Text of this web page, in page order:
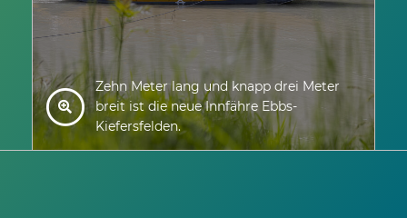
Zehn Meter lang und knapp drei Meter
breit ist die neue Innfähre Ebbs-
Kiefersfelden.